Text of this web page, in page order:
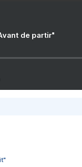
de partir"